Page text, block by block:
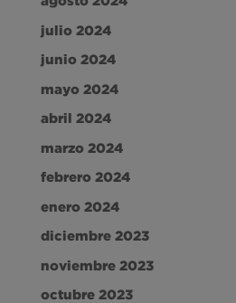
julio 2024
junio 2024
mayo 2024
abril 2024
marzo 2024
febrero 2024
enero 2024
diciembre 2023
noviembre 2023
octubre 2023